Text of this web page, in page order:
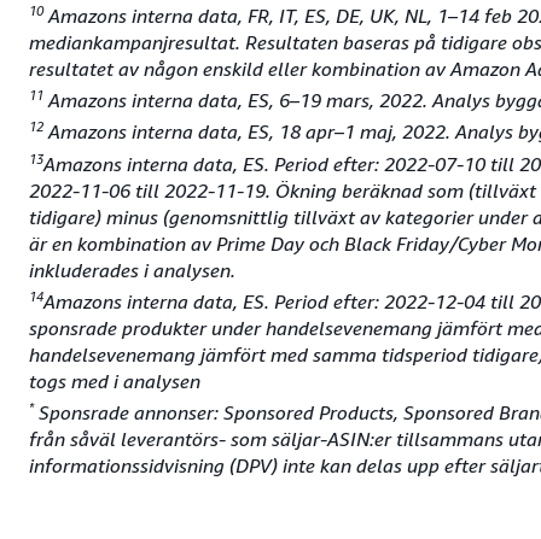
10Amazons interna data, FR, IT, ES, DE, UK, NL, 1–14 feb
mediankampanjresultat. Resultaten baseras på tidigare
resultatet av någon enskild eller kombination av Amazon
11 Amazons interna data, ES, 6–19 mars, 2022. Analys
12 Amazons interna data, ES, 18 apr–1 maj, 2022. Analys
13Amazons interna data, ES. Period efter: 2022-07-10 till
2022-11-06 till 2022-11-19. Ökning beräknad som
tidigare) minus (genomsnittlig tillväxt av kategorier under
är en kombination av Prime Day och Black Friday/Cyber
inkluderades i analysen.
14Amazons interna data, ES. Period efter: 2022-12-04 till
sponsrade produkter under handelsevenemang jämfört
handelsevenemang jämfört med samma tidsperiod
togs med i analysen
*Sponsrade annonser: Sponsored Products, Sponsored
från såväl leverantörs- som säljar-ASIN:er tillsammans
informationssidvisning (DPV) inte kan delas upp efter